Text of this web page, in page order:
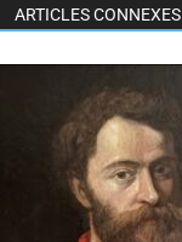
ARTICLES CONNEXES